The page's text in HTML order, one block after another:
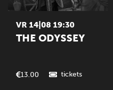
VR 14|08 19:30
THE ODYSSEY
13.00 tickets